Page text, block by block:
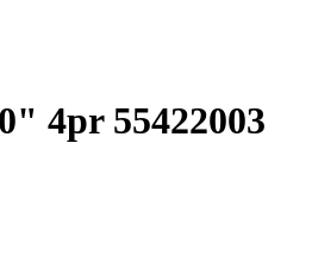
4pr 55422003